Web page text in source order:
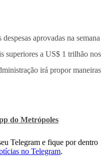
aprovadas na semana
superiores a US$ 1 trilhão nos
irá propor maneiras
do Metrópoles
Telegram e fique por dentro
no Telegram.